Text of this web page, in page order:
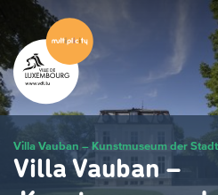
Hauptinhalt
gehen
Villa Vauban – Kunstmuseum der
Villa Vauban –